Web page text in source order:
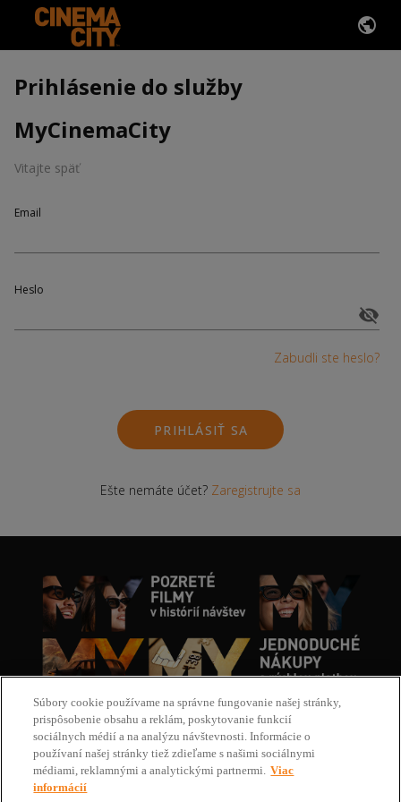
Prihlásenie do služby
MyCinemaCity
Vitajte späť
Email
Heslo
Zabudli ste heslo?
PRIHLÁSIŤ SA
Ešte nemáte účet? Zaregistrujte sa
Súbory cookie používame na správne fungovanie našej stránky,
prispôsobenie obsahu a reklám, poskytovanie funkcií
sociálnych médií a na analýzu návštevnosti. Informácie o
používaní našej stránky tiež zdieľame s našimi sociálnymi
médiami, reklamnými a analytickými partnermi. Viac
informácií